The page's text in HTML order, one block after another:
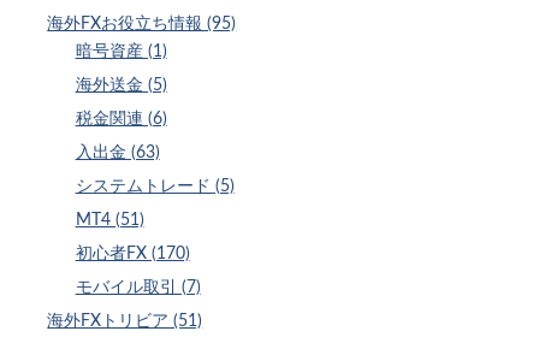
海外FXお役立ち情報 (95)
暗号資産 (1)
海外送金 (5)
税金関連 (6)
入出金 (63)
システムトレード (5)
MT4 (51)
初心者FX (170)
モバイル取引 (7)
海外FXトリビア (51)